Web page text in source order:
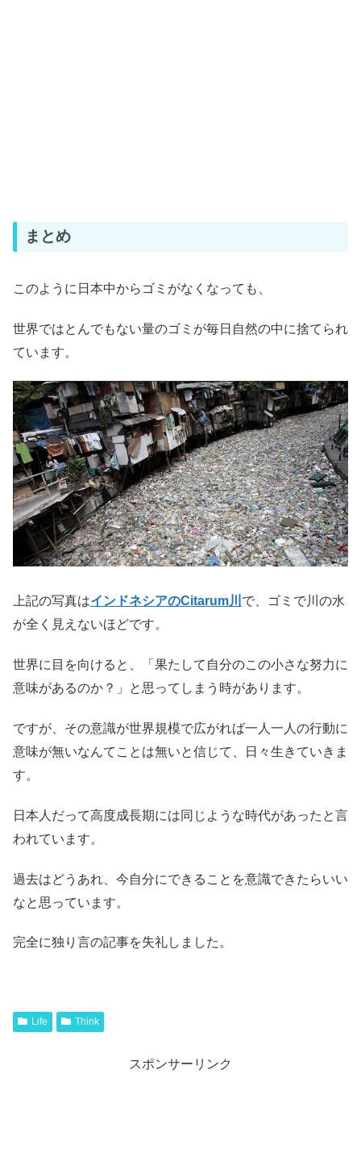
まとめ
このように日本中からゴミがなくなっても、
世界ではとんでもない量のゴミが毎日自然の中に捨てられ
ています。
上記の写真はインドネシアのCitarum川 で、ゴミで川の水
が全く見えないほどです。
世界に目を向けると、「果たして自分のこの小さな努力に
意味があるのか？」と思ってしまう時があります。
ですが、その意識が世界規模で広がれば一人一人の行動に
意味が無いなんてことは無いと信じて、日々生きていきま
す。
日本人だって高度成長期には同じような時代があったと言
われています。
過去はどうあれ、今自分にできることを意識できたらいい
なと思っています。
完全に独り言の記事を失礼しました。
Life Think
スポンサーリンク